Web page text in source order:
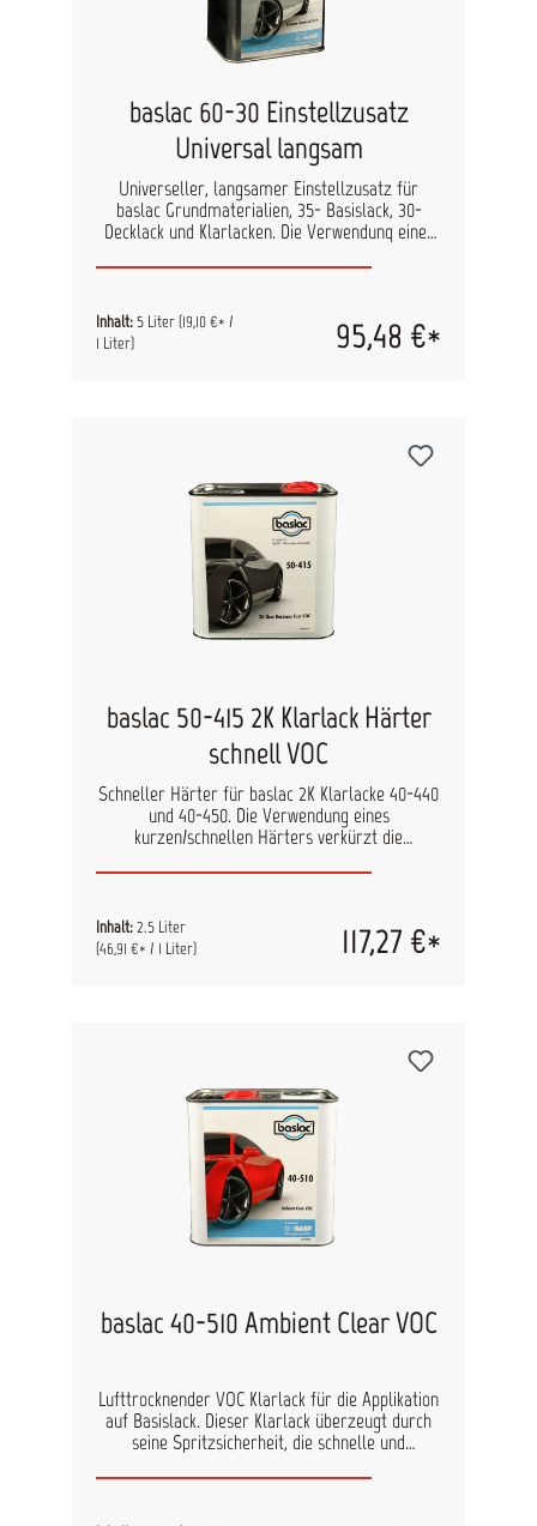
baslac 60-30 Einstellzusatz
Universal langsam
Universeller, langsamer Einstellzusatz für
baslac Grundmaterialien, 35- Basislack, 30-
Decklack und Klarlacken. Die Verwendung eines
Lacktrocknung. Dies bietet sich bei großen
Verarbeitungshinweise finden Sie in den
technischen Datenblättern der Füller und
Inhalt:5 Liter(19,10 €* /
1 Liter)
95,48 €*
baslac 50-415 2K Klarlack Härter
schnell VOC
Schneller Härter für baslac 2K Klarlacke 40-440
und 40-450. Die Verwendung eines
kurzen/schnellen Härters verkürzt die
Objekten oder niedrigen Temperaturen an.
technischen Datenblättern der Klarlacke.
Inhalt:2.5 Liter
(46,91 €* / 1 Liter)
117,27 €*
baslac 40-510 Ambient Clear VOC
Lufttrocknender VOC Klarlack für die Applikation
auf Basislack. Dieser Klarlack überzeugt durch
seine Spritzsicherheit, die schnelle und
Polierbarkeit. Mischungsverhältnis: 4:1 Härter: